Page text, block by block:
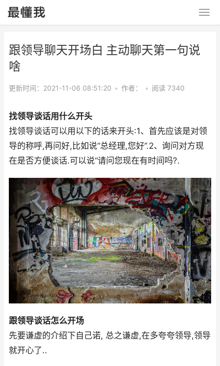
跟领导聊天开场白 主动聊天第一句说
啥
更新时间：2021-11-06 08:51:20 • 作者： • 阅读 7340
找领导谈话用什么开头
找领导谈话可以用以下的话来开头:1、首先应该是对领
导的称呼,再问好,比如说“总经理,您好”.2、询问对方现
在是否方便谈话.可以说“请问您现在有时间吗?.
跟领导谈话怎么开场
先要谦虚的介绍下自己诺, 总之谦虚,在多夸夸领导,领导
就开心了..